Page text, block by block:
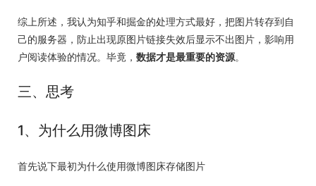
综上所述，我认为知乎和掘金的处理方式最好，把图片转存到自
己的服务器，防止出现原图片链接失效后显示不出图片，影响用
户阅读体验的情况。毕竟， 数据才是最重要的资源。
三、思考
1、为什么用微博图床
首先说下最初为什么使用微博图床存储图片